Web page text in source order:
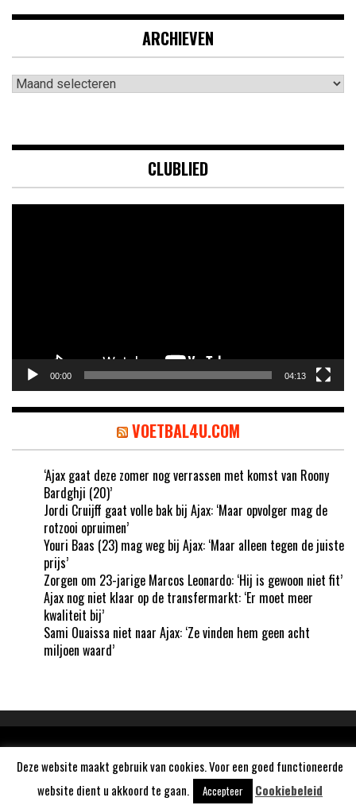
ARCHIEVEN
Archieven
CLUBLIED
00:00 04:13
VOETBAL4U.COM
‘Ajax gaat deze zomer nog verrassen met komst van Roony
Bardghji (20)’
Jordi Cruijff gaat volle bak bij Ajax: ‘Maar opvolger mag de
rotzooi opruimen’
Youri Baas (23) mag weg bij Ajax: ‘Maar alleen tegen de juiste
prijs’
Zorgen om 23-jarige Marcos Leonardo: ‘Hij is gewoon niet fit’
Ajax nog niet klaar op de transfermarkt: ‘Er moet meer
kwaliteit bij’
Sami Ouaissa niet naar Ajax: ‘Ze vinden hem geen acht
miljoen waard’
Deze website maakt gebruik van cookies. Voor een goed functioneerde
website dient u akkoord te gaan.
Accepteer Cookiebeleid